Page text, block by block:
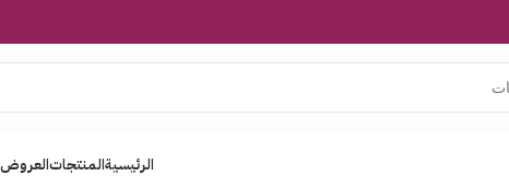
الرئيسيةالمنتجاتالعروض